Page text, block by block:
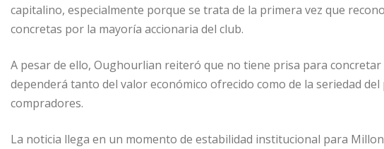
capitalino, especialmente porque se trata de la primera vez que
concretas por la mayoría accionaria del club.
A pesar de ello, Oughourlian reiteró que no tiene prisa para
dependerá tanto del valor económico ofrecido como de la seriedad
compradores.
La noticia llega en un momento de estabilidad institucional para